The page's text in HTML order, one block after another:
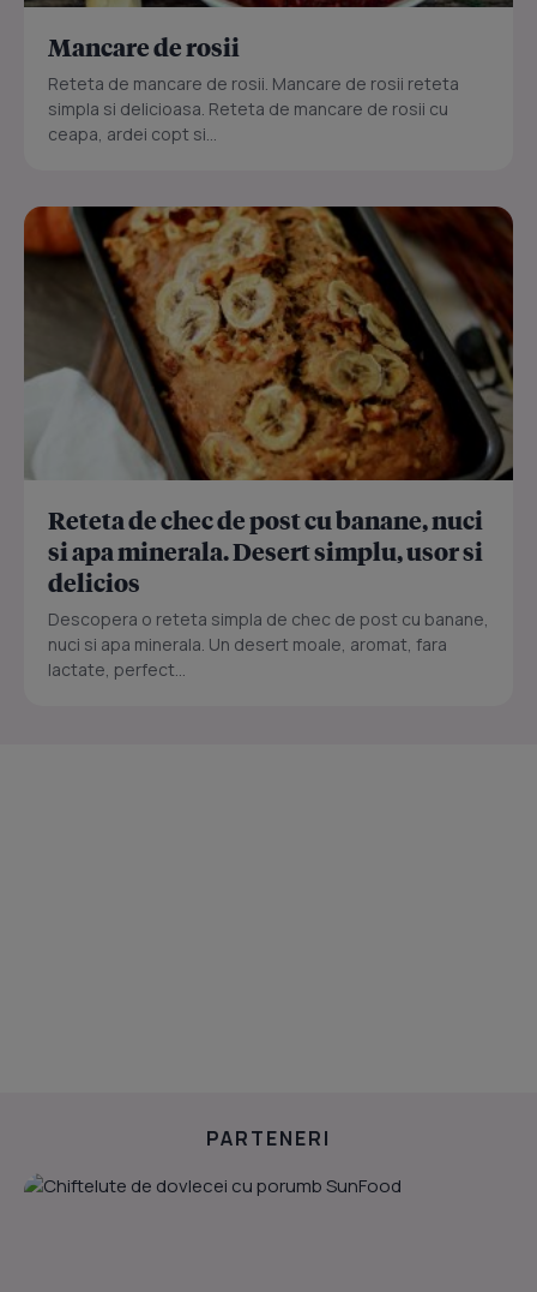
Mancare de rosii
Reteta de mancare de rosii. Mancare de rosii reteta
simpla si delicioasa. Reteta de mancare de rosii cu
ceapa, ardei copt si...
Reteta de chec de post cu banane, nuci
si apa minerala. Desert simplu, usor si
delicios
Descopera o reteta simpla de chec de post cu banane,
nuci si apa minerala. Un desert moale, aromat, fara
lactate, perfect...
PARTENERI